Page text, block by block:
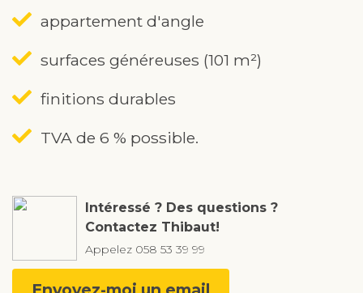
appartement d'angle
surfaces généreuses (101 m²)
finitions durables
TVA de 6 % possible.
Intéressé ? Des questions ?
Contactez Thibaut!
Appelez 058 53 39 99